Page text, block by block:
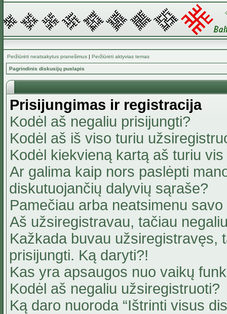
Peržiūrėti neatsakytus pranešimus | Peržiūrėti aktyvias temas
Pagrindinis diskusijų puslapis
Prisijungimas ir registracija
Kodėl aš negaliu prisijungti?
Kodėl aš iš viso turiu
Kodėl kiekvieną kartą aš turiu
Ar galima kaip nors paslėpti
diskutuojančių dalyvių sąraše?
Pamečiau arba neatsimenu
Aš užsiregistravau, tačiau
Kažkada buvau užsiregistravęs,
prisijungti. Ką daryti?!
Kas yra apsaugos nuo vaikų
Kodėl aš negaliu užsiregistruoti?
Ką daro nuoroda “Ištrinti visus